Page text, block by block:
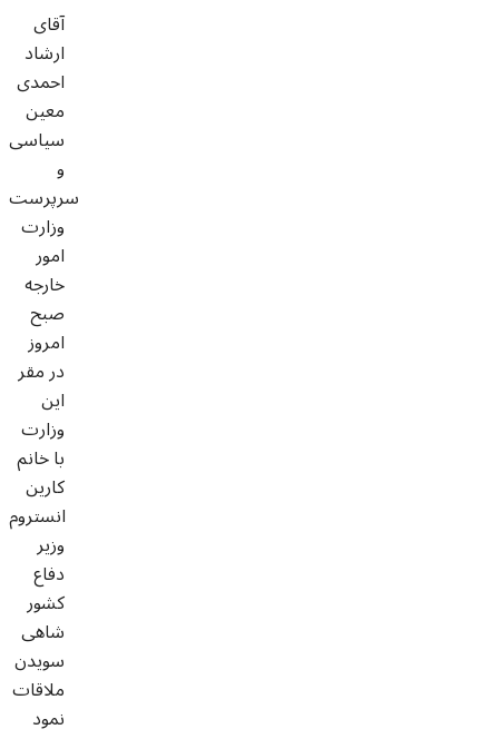
آقای
ارشاد
احمدی
معین
سیاسی
و
سرپرست
وزارت
امور
خارجه
صبح
امروز
در مقر
این
وزارت
با خانم
کارین
انستروم
وزیر
دفاع
کشور
شاهی
سویدن
ملاقات
نمود